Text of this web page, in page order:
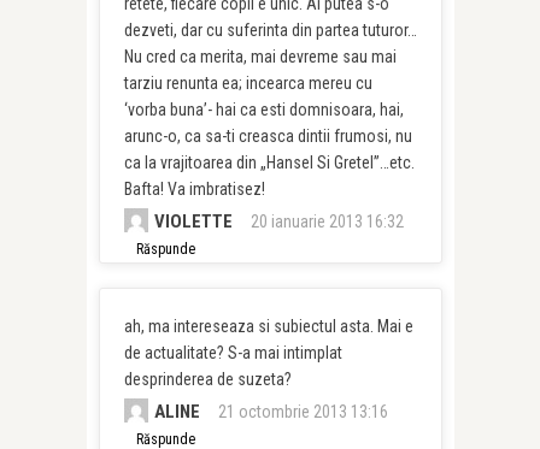
dezveti, dar cu suferinta din partea tuturor…
Nu cred ca merita, mai devreme sau mai
tarziu renunta ea; incearca mereu cu
‘vorba buna’- hai ca esti domnisoara, hai,
arunc-o, ca sa-ti creasca dintii frumosi, nu
ca la vrajitoarea din „Hansel Si Gretel”…etc.
Bafta! Va imbratisez!
VIOLETTE 20 ianuarie 2013 16:32
Răspunde
ah, ma intereseaza si subiectul asta. Mai e
de actualitate? S-a mai intimplat
desprinderea de suzeta?
ALINE 21 octombrie 2013 13:16
Răspunde